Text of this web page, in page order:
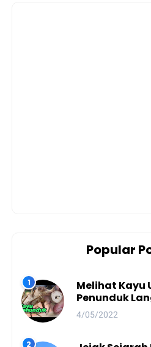
Popular
Melihat Kayu
Penunduk
Kearifan
4/05/2022